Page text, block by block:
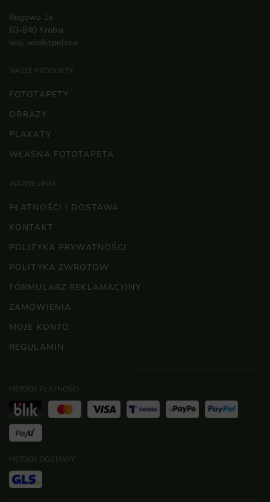
Rogowo 1a
63-840 Krobia
woj. wielkopolskie
NASZE PRODUKTY
FOTOTAPETY
OBRAZY
PLAKATY
WŁASNA FOTOTAPETA
WAŻNE LINKI
PŁATNOŚCI I DOSTAWA
KONTAKT
POLITYKA PRYWATNOŚCI
POLITYKA ZWROTÓW
FORMULARZ REKLAMACYJNY
ZAMÓWIENIA
MOJE KONTO
REGULAMIN
METODY PŁATNOŚCI
METODY DOSTAWY